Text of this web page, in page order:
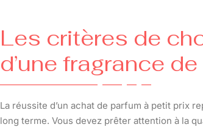
Les critères de
d’une fragrance
La réussite d’un achat de parfum à petit prix
long terme. Vous devez prêter attention à la